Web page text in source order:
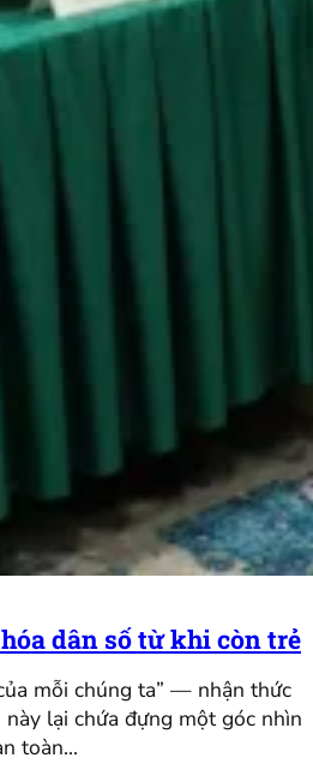
dân số từ khi còn trẻ
mỗi chúng ta” — nhận thức
lại chứa đựng một góc nhìn
toàn…